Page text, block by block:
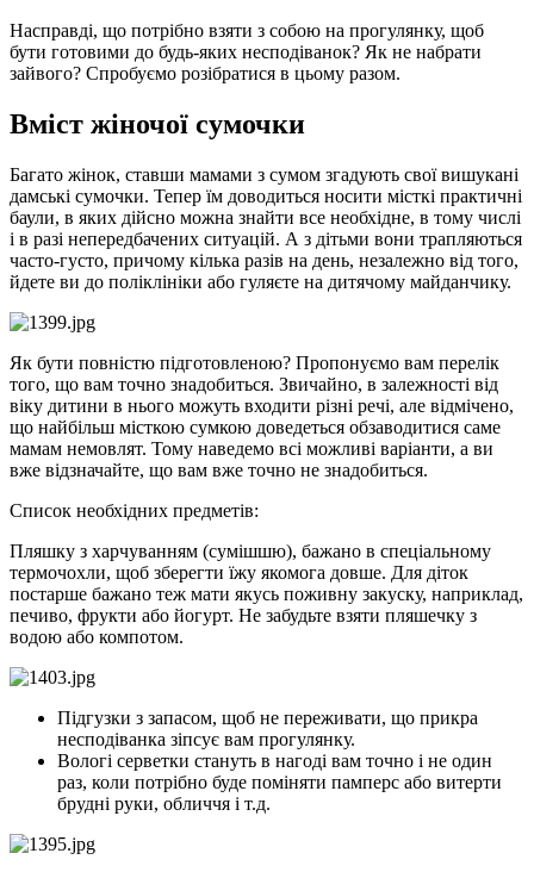
Насправді, що потрібно взяти з собою на прогулянку, щоб
бути готовими до будь-яких несподіванок? Як не набрати
зайвого? Спробуємо розібратися в цьому разом.
Вміст жіночої сумочки
Багато жінок, ставши мамами з сумом згадують свої вишукані
дамські сумочки. Тепер їм доводиться носити місткі практичні
баули, в яких дійсно можна знайти все необхідне, в тому числі
і в разі непередбачених ситуацій. А з дітьми вони трапляються
часто-густо, причому кілька разів на день, незалежно від того,
йдете ви до поліклініки або гуляєте на дитячому майданчику.
Як бути повністю підготовленою? Пропонуємо вам перелік
того, що вам точно знадобиться. Звичайно, в залежності від
віку дитини в нього можуть входити різні речі, але відмічено,
що найбільш місткою сумкою доведеться обзаводитися саме
мамам немовлят. Тому наведемо всі можливі варіанти, а ви
вже відзначайте, що вам вже точно не знадобиться.
Список необхідних предметів:
Пляшку з харчуванням (сумішшю), бажано в спеціальному
термочохли, щоб зберегти їжу якомога довше. Для діток
постарше бажано теж мати якусь поживну закуску, наприклад,
печиво, фрукти або йогурт. Не забудьте взяти пляшечку з
водою або компотом.
Підгузки з запасом, щоб не переживати, що прикра
несподіванка зіпсує вам прогулянку.
Вологі серветки стануть в нагоді вам точно і не один
раз, коли потрібно буде поміняти памперс або витерти
брудні руки, обличчя і т.д.